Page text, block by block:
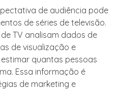
de audiência pode
de séries de televisão.
TV analisam dados de
de visualização e
quantas pessoas
Essa informação é
de marketing e